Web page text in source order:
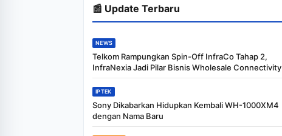
📰 Update Terbaru
NEWS
Telkom Rampungkan Spin-Off InfraCo Tahap 2,
InfraNexia Jadi Pilar Bisnis Wholesale Connectivity
IPTEK
Sony Dikabarkan Hidupkan Kembali WH-1000XM4
dengan Nama Baru